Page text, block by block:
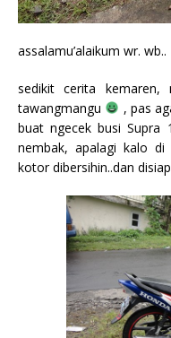
assalamu’alaikum wr. wb..
sedikit cerita
tawangmangu
, pas
buat ngecek busi Supra
nembak, apalagi kalo di
kotor dibersihin..dan